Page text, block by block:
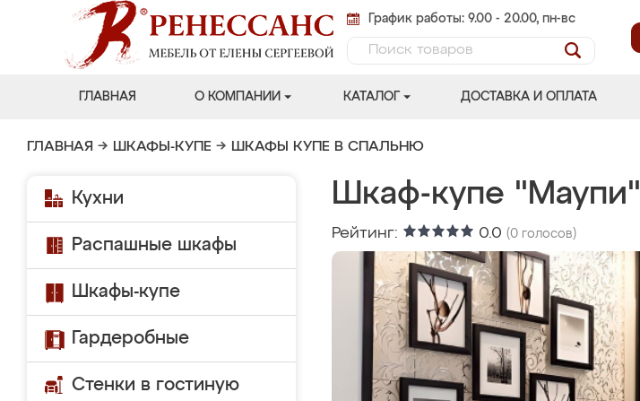
График работы: 9.00 - 20.00, пн-вс
ГЛАВНАЯ О КОМПАНИИ КАТАЛОГ ДОСТАВКА И ОПЛАТА
ГЛАВНАЯ → ШКАФЫ-КУПЕ → ШКАФЫ КУПЕ В СПАЛЬНЮ
Кухни
Распашные шкафы
Шкафы-купе
Гардеробные
Стенки в гостиную
Шкаф-купе "Маупи"
Рейтинг: 0.0 (0 голосов)